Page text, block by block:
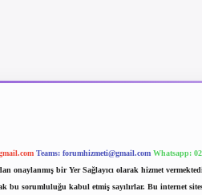
Teams: forumhizmeti@gmail.com Whatsapp:
onaylanmış bir Yer Sağlayıcı olarak hizmet
sorumluluğu kabul etmiş sayılırlar. Bu internet